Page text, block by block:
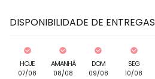
DISPONIBILIDADE DE ENTREGAS
HOJE
07/08
AMANHÃ
08/08
DOM
09/08
SEG
10/08